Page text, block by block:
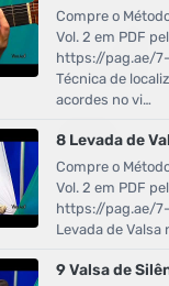
Compre o
Vol. 2 em PDF
https://pag.ae/
Técnica de
acordes no vi…
8 Levada de
Compre o
Vol. 2 em PDF
https://pag.ae/
Levada de Valsa
9 Valsa de